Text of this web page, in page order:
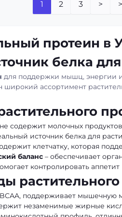
1 2 3 >
протеин в
белка
для поддержки мышц, энергии
широкий ассортимент
содержит молочных
источник белка для
клетчатку, которая
баланс – обеспечивает
контролировать
BCAA, поддерживает мышечную
незаменимые жирные